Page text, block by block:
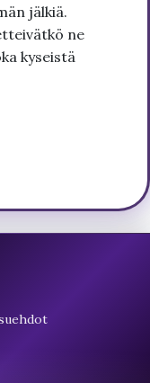
jälkiä.
ne
kyseistä